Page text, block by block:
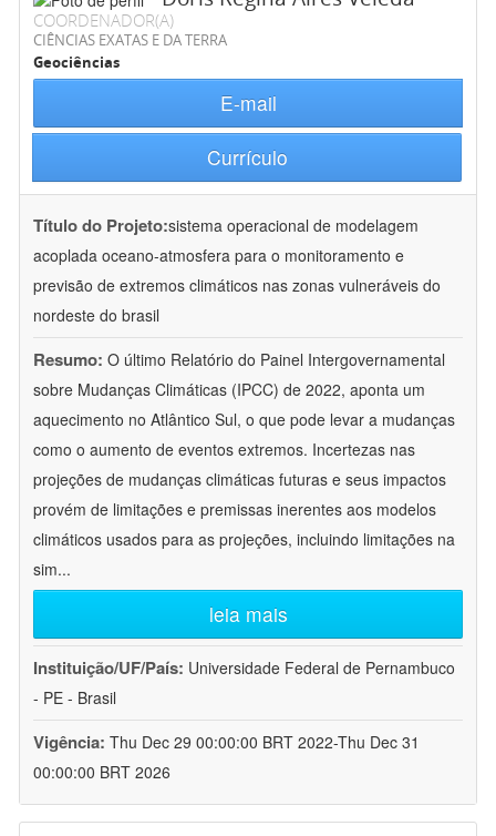
COORDENADOR(A)
CIÊNCIAS EXATAS E DA TERRA
Geociências
E-mail
Currículo
Título do Projeto:sistema operacional de modelagem
acoplada oceano-atmosfera para o monitoramento e
previsão de extremos climáticos nas zonas vulneráveis do
nordeste do brasil
Resumo: O último Relatório do Painel Intergovernamental
sobre Mudanças Climáticas (IPCC) de 2022, aponta um
aquecimento no Atlântico Sul, o que pode levar a mudanças
como o aumento de eventos extremos. Incertezas nas
projeções de mudanças climáticas futuras e seus impactos
provém de limitações e premissas inerentes aos modelos
climáticos usados para as projeções, incluindo limitações na
sim...
leia mais
Instituição/UF/País: Universidade Federal de Pernambuco
- PE - Brasil
Vigência: Thu Dec 29 00:00:00 BRT 2022-Thu Dec 31
00:00:00 BRT 2026